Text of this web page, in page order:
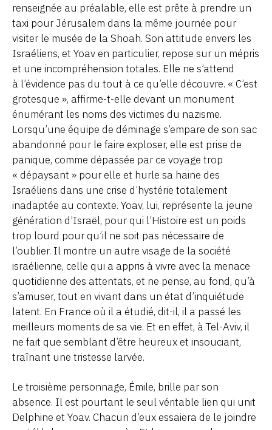
renseignée au préalable, elle est prête à prendre un
taxi pour Jérusalem dans la même journée pour
visiter le musée de la Shoah. Son attitude envers les
Israéliens, et Yoav en particulier, repose sur un mépris
et une incompréhension totales. Elle ne s’attend
à l’évidence pas du tout à ce qu’elle découvre. « C’est
grotesque », affirme-t-elle devant un monument
énumérant les noms des victimes du nazisme.
Lorsqu’une équipe de déminage s’empare de son sac
abandonné pour le faire exploser, elle est prise de
panique, comme dépassée par ce voyage trop
« dépaysant » pour elle et hurle sa haine des
Israéliens dans une crise d’hystérie totalement
inadaptée au contexte. Yoav, lui, représente la jeune
génération d’Israël, pour qui l’Histoire est un poids
trop lourd pour qu’il ne soit pas nécessaire de
l’oublier. Il montre un autre visage de la société
israélienne, celle qui a appris à vivre avec la menace
quotidienne des attentats, et ne pense, au fond, qu’à
s’amuser, tout en vivant dans un état d’inquiétude
latent. En France où il a étudié, dit-il, il a passé les
meilleurs moments de sa vie. Et en effet, à Tel-Aviv, il
ne fait que semblant d’être heureux et insouciant,
traînant une tristesse larvée.
Le troisième personnage, Émile, brille par son
absence. Il est pourtant le seul véritable lien qui unit
Delphine et Yoav. Chacun d’eux essaiera de le joindre